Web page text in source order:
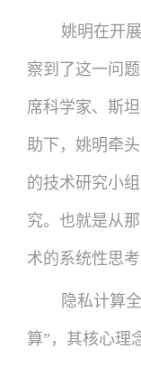
姚明在开
察到了这一问
席科学家、斯
助下，姚明牵
的技术研究小
究。也就是从
术的系统性思考
隐私计算
算”，其核心理